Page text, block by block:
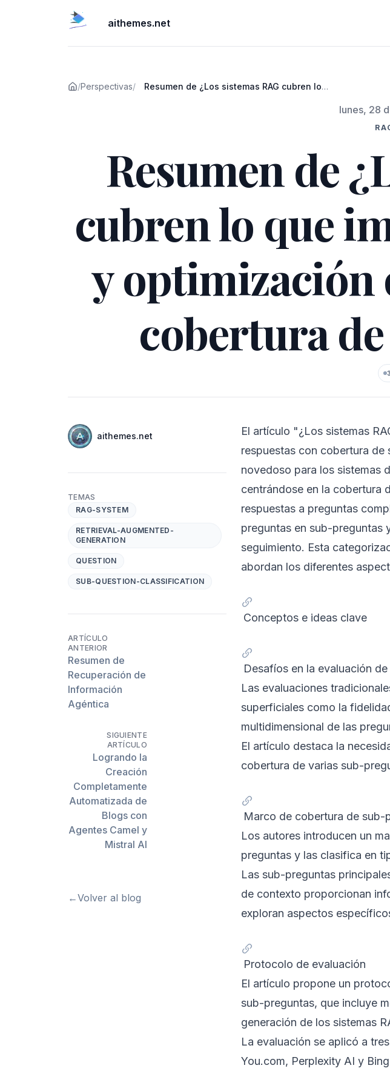
aithemes.net
/Perspectivas/
Resumen de ¿Los sistemas RAG cubren lo
lunes, 28
Resumen de
cubren lo que
y optimización
cobertura
AutoresNombre
aithemes.net
El artículo "¿Los sistemas
respuestas con cobertura
novedoso para los sistemas
centrándose en la cobertura
respuestas a preguntas
preguntas en sub-preguntas
seguimiento. Esta
abordan los diferentes
Conceptos e ideas clave
Desafíos en la evaluación de
Las evaluaciones
superficiales como la
multidimensional de las
El artículo destaca la
cobertura de varias sub-
Marco de cobertura de sub-
Los autores introducen un
preguntas y las clasifica en
Las sub-preguntas
de contexto proporcionan
exploran aspectos
Protocolo de evaluación
El artículo propone un
sub-preguntas, que incluye
generación de los sistemas
La evaluación se aplicó a
You.com, Perplexity AI y
TEMAS
RAG-SYSTEM
RETRIEVAL-AUGMENTED-
GENERATION
QUESTION
SUB-QUESTION-CLASSIFICATION
ARTÍCULO
ANTERIOR
Resumen de
Recuperación de
Información
Agéntica
SIGUIENTE
ARTÍCULO
Logrando la
Creación
Completamente
Automatizada de
Blogs con
Agentes Camel y
Mistral AI
←Volver al blog